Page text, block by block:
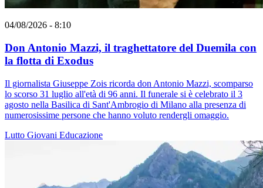
04/08/2026 - 8:10
Don Antonio Mazzi, il traghettatore del Duemila con
la flotta di Exodus
Il giornalista Giuseppe Zois ricorda don Antonio Mazzi, scomparso
lo scorso 31 luglio all'età di 96 anni. Il funerale si è celebrato il 3
agosto nella Basilica di Sant'Ambrogio di Milano alla presenza di
numerosissime persone che hanno voluto rendergli omaggio.
Lutto Giovani Educazione